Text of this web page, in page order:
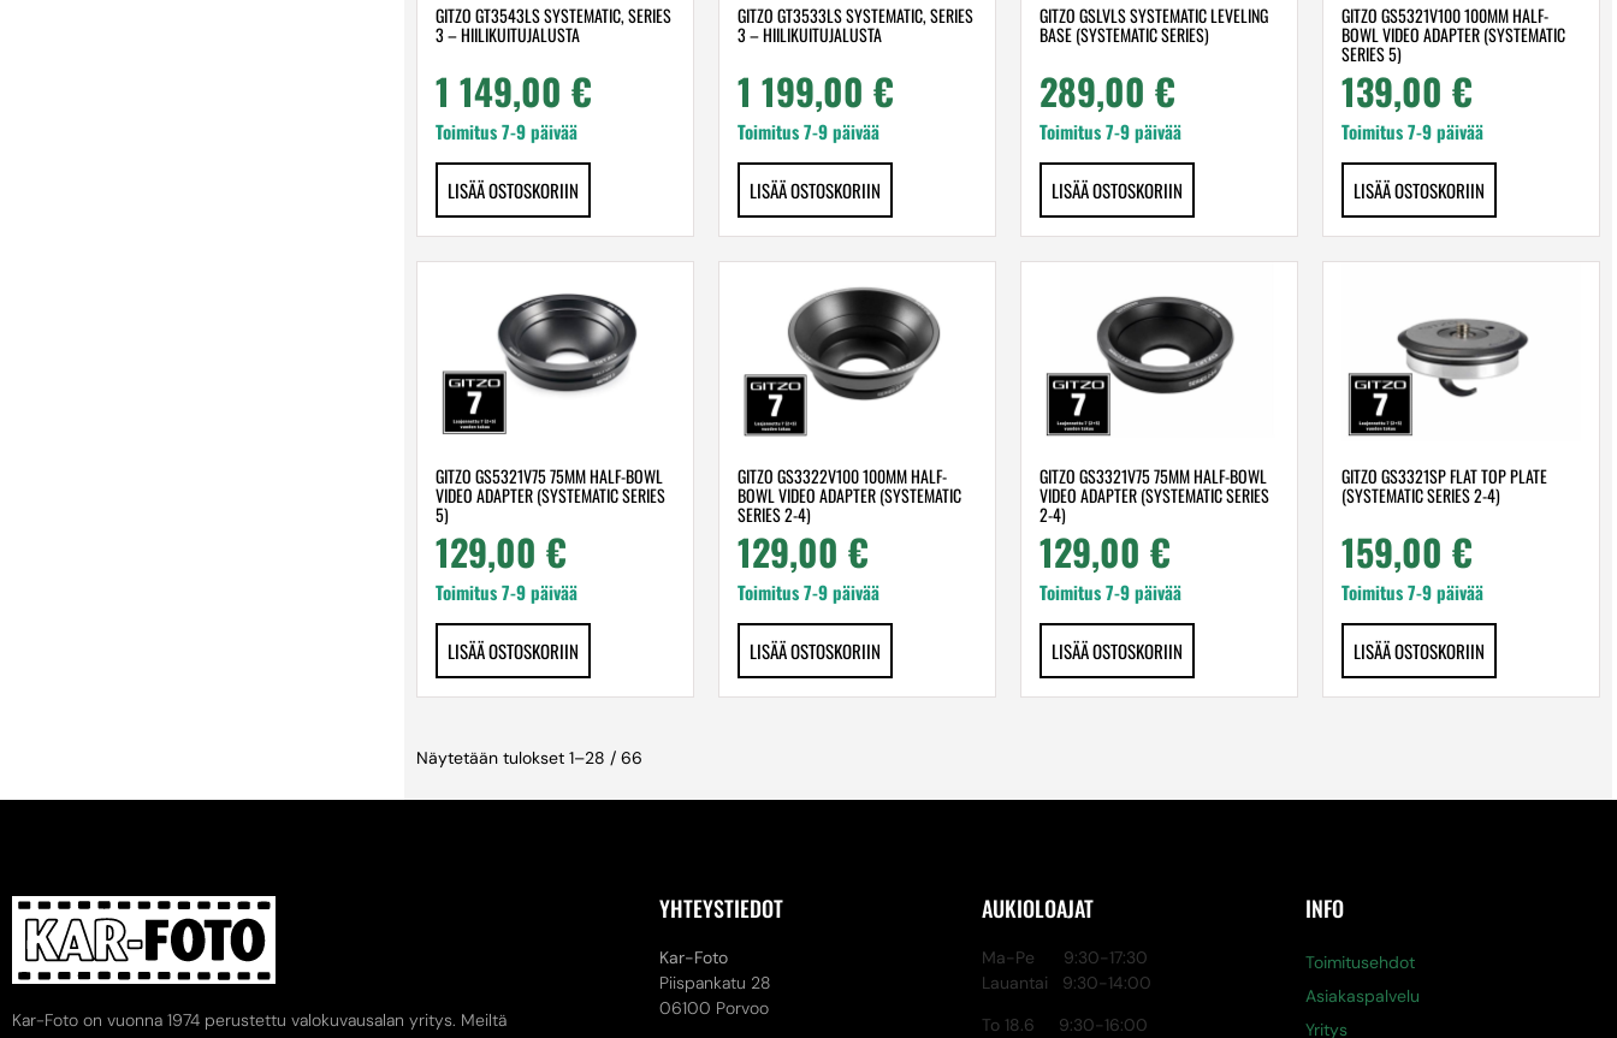
GITZO GT3543LS SYSTEMATIC, SERIES
3 – HIILIKUITUJALUSTA
1 149,00 €
Toimitus 7-9 päivää
LISÄÄ OSTOSKORIIN
GITZO GT3533LS SYSTEMATIC, SERIES
3 – HIILIKUITUJALUSTA
1 199,00 €
Toimitus 7-9 päivää
LISÄÄ OSTOSKORIIN
GITZO GSLVLS SYSTEMATIC LEVELING
BASE (SYSTEMATIC SERIES)
289,00 €
Toimitus 7-9 päivää
LISÄÄ OSTOSKORIIN
GITZO GS5321V100 100MM HALF-
BOWL VIDEO ADAPTER (SYSTEMATIC
SERIES 5)
139,00 €
Toimitus 7-9 päivää
LISÄÄ OSTOSKORIIN
GITZO GS5321V75 75MM HALF-BOWL
VIDEO ADAPTER (SYSTEMATIC SERIES
5)
129,00 €
Toimitus 7-9 päivää
LISÄÄ OSTOSKORIIN
GITZO GS3322V100 100MM HALF-
BOWL VIDEO ADAPTER (SYSTEMATIC
SERIES 2-4)
129,00 €
Toimitus 7-9 päivää
LISÄÄ OSTOSKORIIN
GITZO GS3321V75 75MM HALF-BOWL
VIDEO ADAPTER (SYSTEMATIC SERIES
2-4)
129,00 €
Toimitus 7-9 päivää
LISÄÄ OSTOSKORIIN
GITZO GS3321SP FLAT TOP PLATE
(SYSTEMATIC SERIES 2-4)
159,00 €
Toimitus 7-9 päivää
LISÄÄ OSTOSKORIIN
Näytetään tulokset 1–28 / 66
Kar-Foto on vuonna 1974 perustettu valokuvausalan yritys. Meiltä
YHTEYSTIEDOT
Kar-Foto
Piispankatu 28
06100 Porvoo
AUKIOLOAJAT
Ma-Pe 9:30-17:30
Lauantai 9:30-14:00
To 18.6 9:30-16:00
INFO
Toimitusehdot
Asiakaspalvelu
Yritys